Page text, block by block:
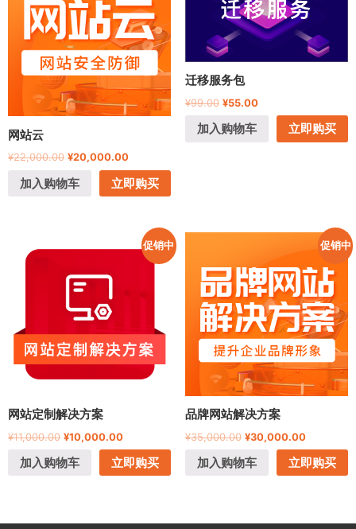
网站云
¥22,000.00 ¥20,000.00
加入购物车 立即购买
迁移服务包
¥99.00 ¥55.00
加入购物车 立即购买
促销中
网站定制解决方案
¥11,000.00 ¥10,000.00
加入购物车 立即购买
促销中
品牌网站解决方案
¥35,000.00 ¥30,000.00
加入购物车 立即购买